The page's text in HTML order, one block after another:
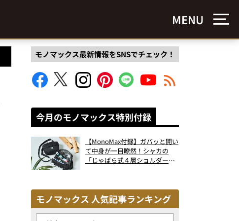
MENU
モノマックス最新情報をSNSでチェック！
今月のモノマックス特別付録
【MonoMax付録】ガバッと開い
て中身が一目瞭然！シャカの
「じゃばら式４層ショルダーバ
モノマックス 人気記事ランキング